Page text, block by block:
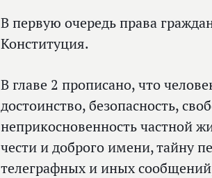
В первую очередь права
Конституция.
В главе 2 прописано, что
достоинство, безопасность,
неприкосновенность частной
чести и доброго имени, тайну
телеграфных и иных